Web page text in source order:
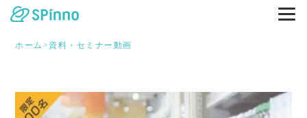
ホーム > 資料・セミナー動画